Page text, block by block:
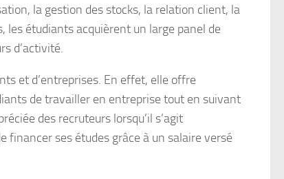
la gestion des stocks, la relation client, la
les étudiants acquièrent un large panel de
d’activité.
et d’entreprises. En effet, elle offre
de travailler en entreprise tout en suivant
des recruteurs lorsqu’il s’agit
financer ses études grâce à un salaire versé